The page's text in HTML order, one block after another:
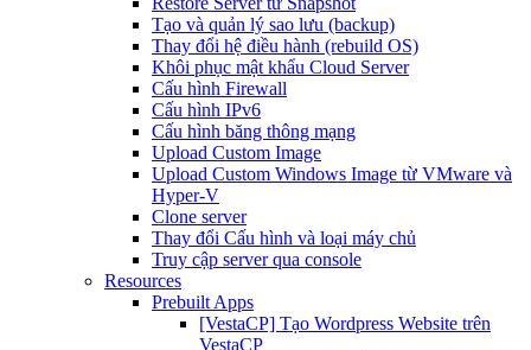
Tạo và quản lý sao lưu (backup)
Thay đổi hệ điều hành (rebuild OS)
Khôi phục mật khẩu Cloud Server
Cấu hình Firewall
Cấu hình IPv6
Cấu hình băng thông mạng
Upload Custom Image
Upload Custom Windows Image từ VMware và
Hyper-V
Clone server
Thay đổi Cấu hình và loại máy chủ
Truy cập server qua console
Resources
Prebuilt Apps
[VestaCP] Tạo Wordpress Website trên
VestaCP